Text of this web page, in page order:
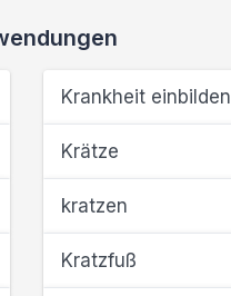
Krankheit einbilden
Krätze
kratzen
Kratzfuß